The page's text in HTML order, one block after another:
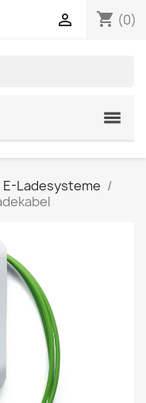
shopping_cart (0)

E-Ladesysteme